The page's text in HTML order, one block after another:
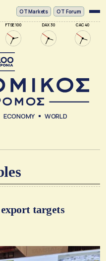
FTSE 100 DAX 30 CAC 40
ΟΤ Markets OT Forum
ECONOMY WORLD
targets